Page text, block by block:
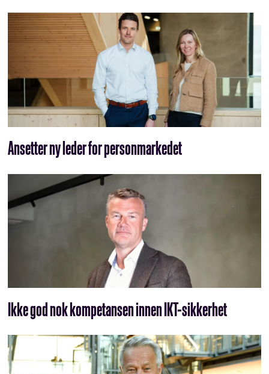
Ansetter ny leder for personmarkedet
Ikke god nok kompetansen innen IKT-sikkerhet